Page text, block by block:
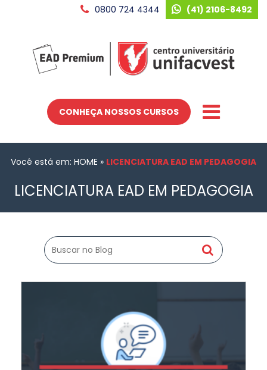
(41) 2106-8492
0800 724 4344
CONHEÇA NOSSOS CURSOS
Você está em: HOME » LICENCIATURA EAD EM PEDAGOGIA
LICENCIATURA EAD EM PEDAGOGIA